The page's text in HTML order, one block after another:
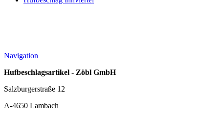
Navigation
Hufbeschlagsartikel - Zöbl GmbH
Salzburgerstraße 12
A-4650 Lambach